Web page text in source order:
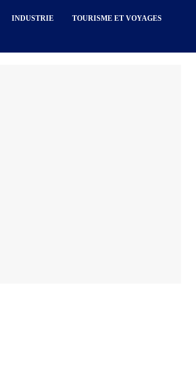
INDUSTRIE TOURISME ET VOYAGES